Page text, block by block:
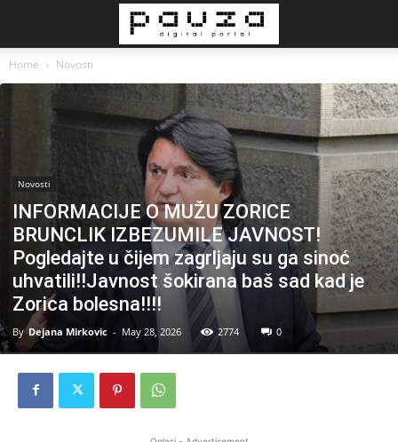
Home Novosti
Novosti
INFORMACIJE O MUŽU ZORICE
BRUNCLIK IZBEZUMILE JAVNOST!
Pogledajte u čijem zagrljaju su ga sinoć
uhvatili!!Javnost šokirana baš sad kad je
Zorica bolesna!!!!
By Dejana Mirkovic - May 28, 2026 2774 0